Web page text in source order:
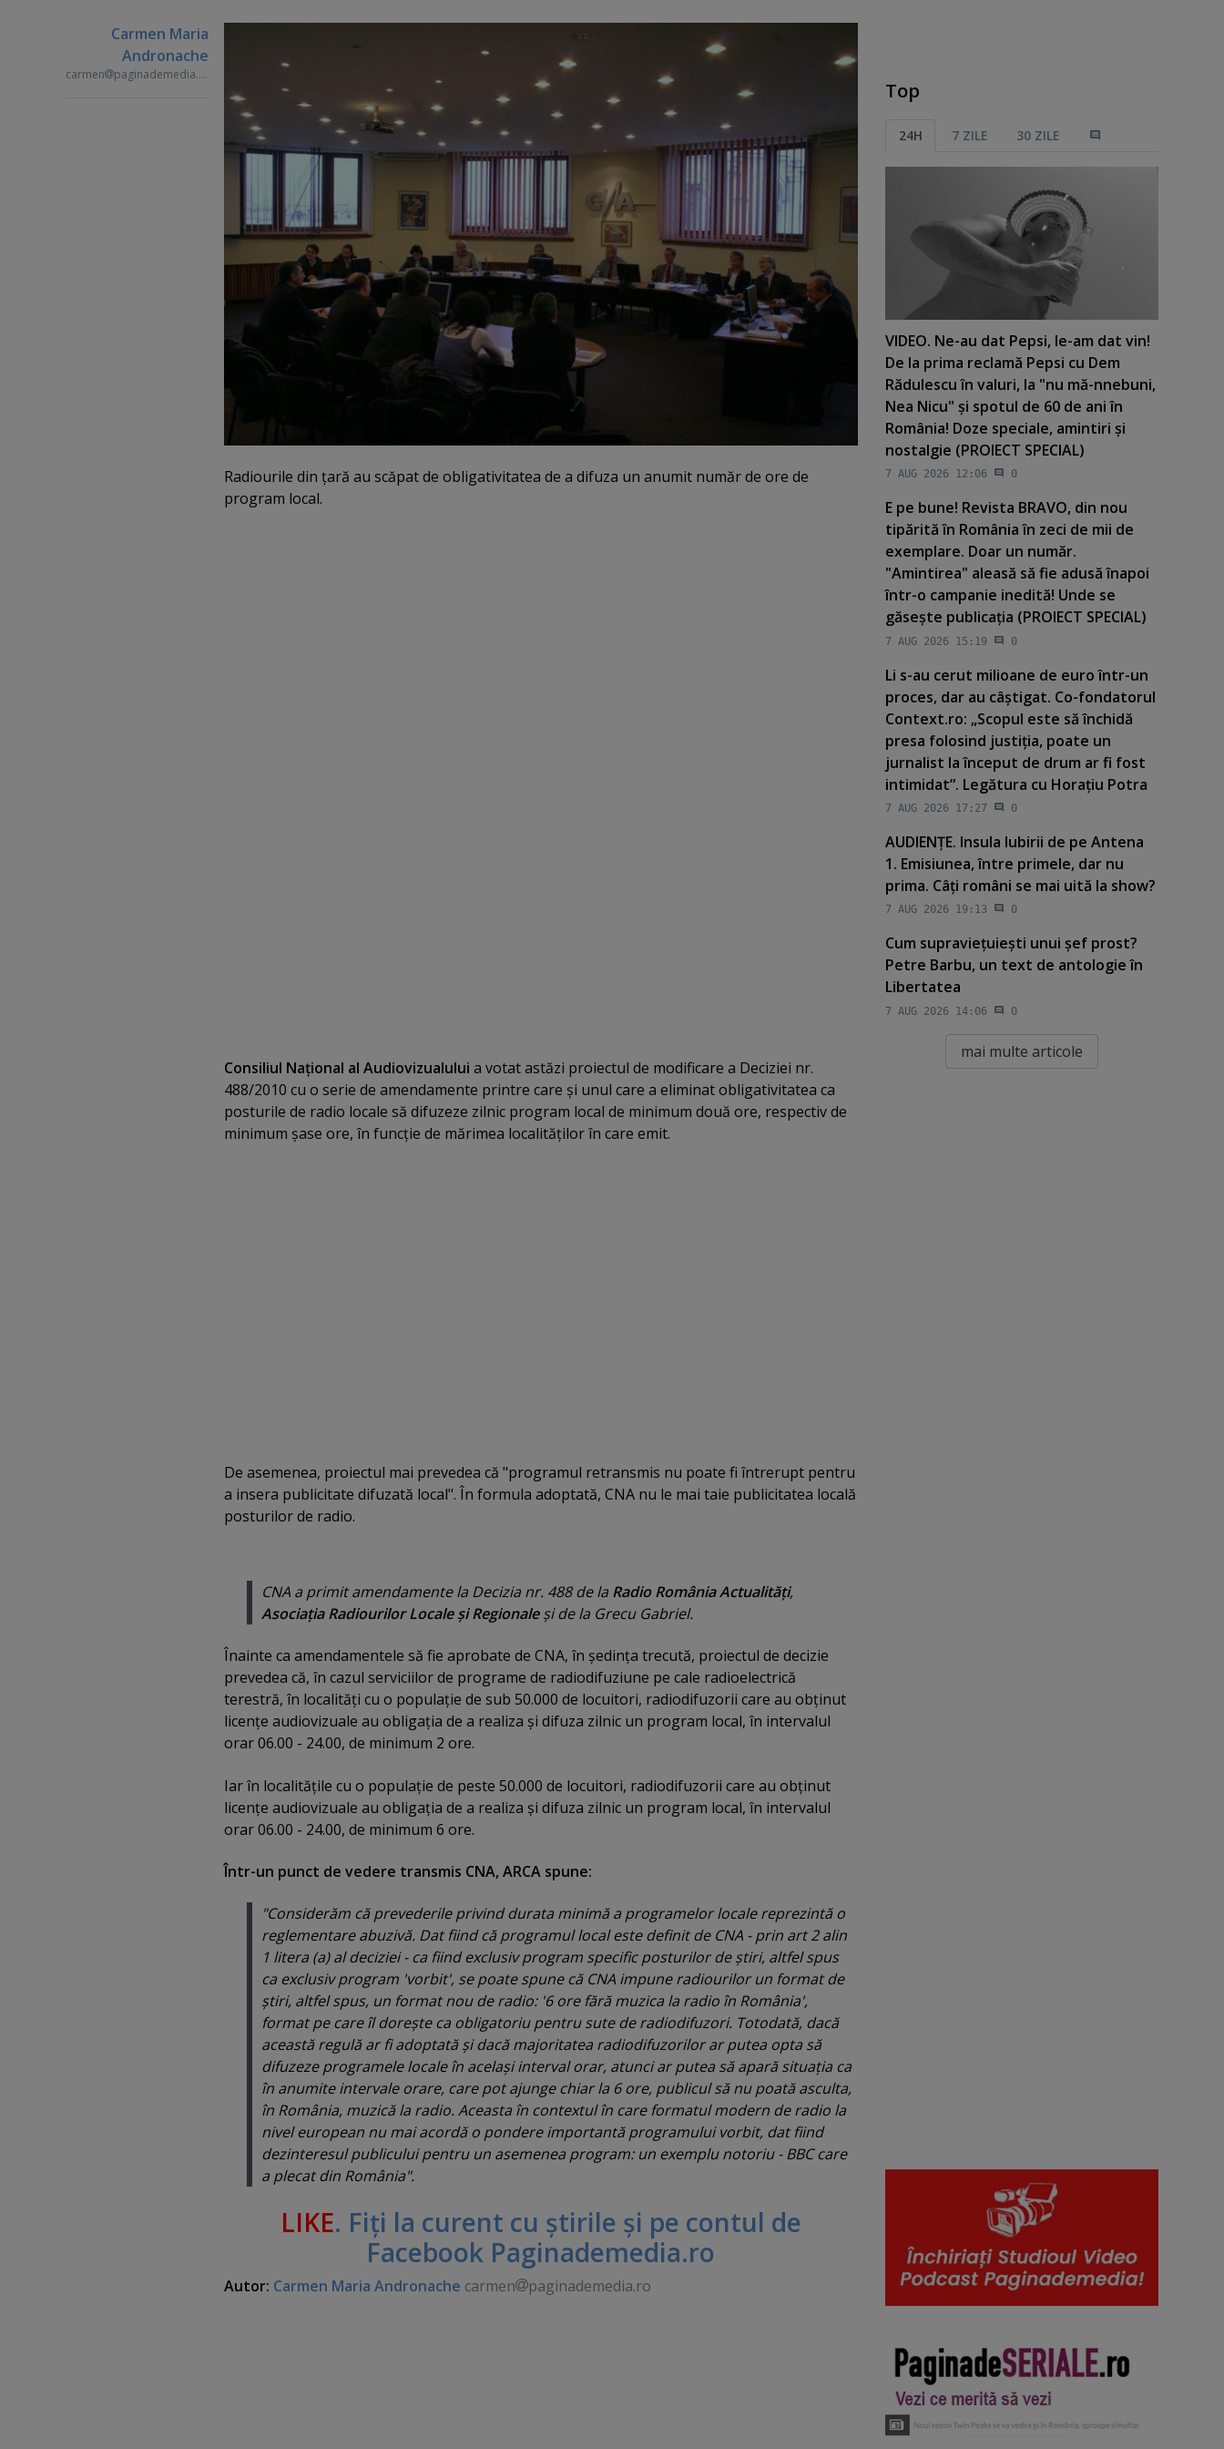
Carmen Maria
Andronache
carmen paginademedia.ro
Radiourile din ţară au scăpat de obligativitatea de a difuza un anumit număr de ore de
program local.
Consiliul Naţional al Audiovizualului a votat astăzi proiectul de modificare a Deciziei nr.
488/2010 cu o serie de amendamente printre care şi unul care a eliminat obligativitatea ca
posturile de radio locale să difuzeze zilnic program local de minimum două ore, respectiv de
minimum şase ore, în funcţie de mărimea localităţilor în care emit.
De asemenea, proiectul mai prevedea că "programul retransmis nu poate fi întrerupt pentru
a insera publicitate difuzată local". În formula adoptată, CNA nu le mai taie publicitatea locală
posturilor de radio.
CNA a primit amendamente la Decizia nr. 488 de la Radio România Actualităţi,
Asociaţia Radiourilor Locale şi Regionaleşi de la Grecu Gabriel.
Înainte ca amendamentele să fie aprobate de CNA, în şedinţa trecută, proiectul de decizie
prevedea că, în cazul serviciilor de programe de radiodifuziune pe cale radioelectrică
terestră, în localităţi cu o populaţie de sub 50.000 de locuitori, radiodifuzorii care au obţinut
licenţe audiovizuale au obligaţia de a realiza şi difuza zilnic un program local, în intervalul
orar 06.00 - 24.00, de minimum 2 ore.
Iar în localităţile cu o populaţie de peste 50.000 de locuitori, radiodifuzorii care au obţinut
licenţe audiovizuale au obligaţia de a realiza şi difuza zilnic un program local, în intervalul
orar 06.00 - 24.00, de minimum 6 ore.
Într-un punct de vedere transmis CNA, ARCA spune:
"Considerăm că prevederile privind durata minimă a programelor locale reprezintă o
reglementare abuzivă. Dat fiind că programul local este definit de CNA - prin art 2 alin
1 litera (a) al deciziei - ca fiind exclusiv program specific posturilor de ştiri, altfel spus
ca exclusiv program 'vorbit', se poate spune că CNA impune radiourilor un format de
ştiri, altfel spus, un format nou de radio: '6 ore fără muzica la radio în România',
format pe care îl doreşte ca obligatoriu pentru sute de radiodifuzori. Totodată, dacă
această regulă ar fi adoptată şi dacă majoritatea radiodifuzorilor ar putea opta să
difuzeze programele locale în acelaşi interval orar, atunci ar putea să apară situaţia ca
în anumite intervale orare, care pot ajunge chiar la 6 ore, publicul să nu poată asculta,
în România, muzică la radio. Aceasta în contextul în care formatul modern de radio la
nivel european nu mai acordă o pondere importantă programului vorbit, dat fiind
dezinteresul publicului pentru un asemenea program: un exemplu notoriu - BBC care
a plecat din România".
LIKE. Fiţi la curent cu ştirile şi pe contul de
Facebook Paginademedia.ro
Autor: Carmen Maria Andronache carmen paginademedia.ro
Top
24H 7 ZILE 30 ZILE
VIDEO. Ne-au dat Pepsi, le-am dat vin!
De la prima reclamă Pepsi cu Dem
Rădulescu în valuri, la "nu mă-nnebuni,
Nea Nicu" şi spotul de 60 de ani în
România! Doze speciale, amintiri şi
nostalgie (PROIECT SPECIAL)
7 AUG 2026 12:06 0
E pe bune! Revista BRAVO, din nou
tipărită în România în zeci de mii de
exemplare. Doar un număr.
"Amintirea" aleasă să fie adusă înapoi
într-o campanie inedită! Unde se
găseşte publicaţia (PROIECT SPECIAL)
7 AUG 2026 15:19 0
Li s-au cerut milioane de euro într-un
proces, dar au câştigat. Co-fondatorul
Context.ro: „Scopul este să închidă
presa folosind justiţia, poate un
jurnalist la început de drum ar fi fost
intimidat”. Legătura cu Horaţiu Potra
7 AUG 2026 17:27 0
AUDIENŢE. Insula Iubirii de pe Antena
1. Emisiunea, între primele, dar nu
prima. Câţi români se mai uită la show?
7 AUG 2026 19:13 0
Cum supravieţuieşti unui şef prost?
Petre Barbu, un text de antologie în
Libertatea
7 AUG 2026 14:06 0
mai multe articole